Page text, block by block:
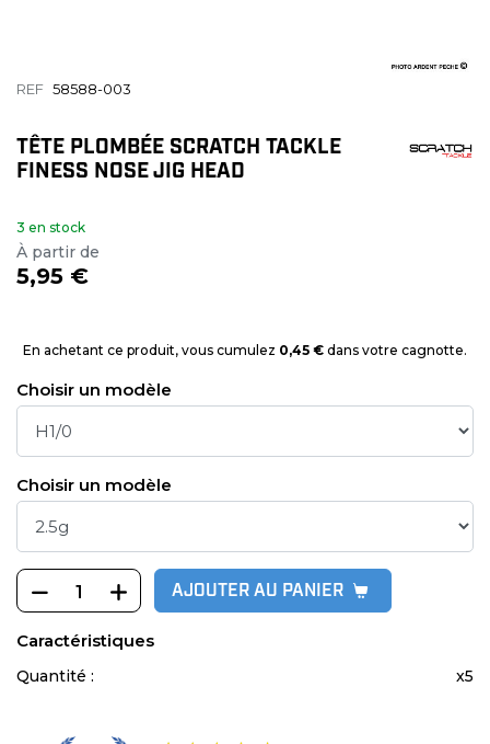
REF 58588-003
TÊTE PLOMBÉE SCRATCH TACKLE
FINESS NOSE JIG HEAD
3 en stock
À partir de
5,95 €
En achetant ce produit, vous cumulez 0,45 € dans votre cagnotte.
Choisir un modèle
Choisir un modèle
AJOUTER AU PANIER
Caractéristiques
Quantité : x5